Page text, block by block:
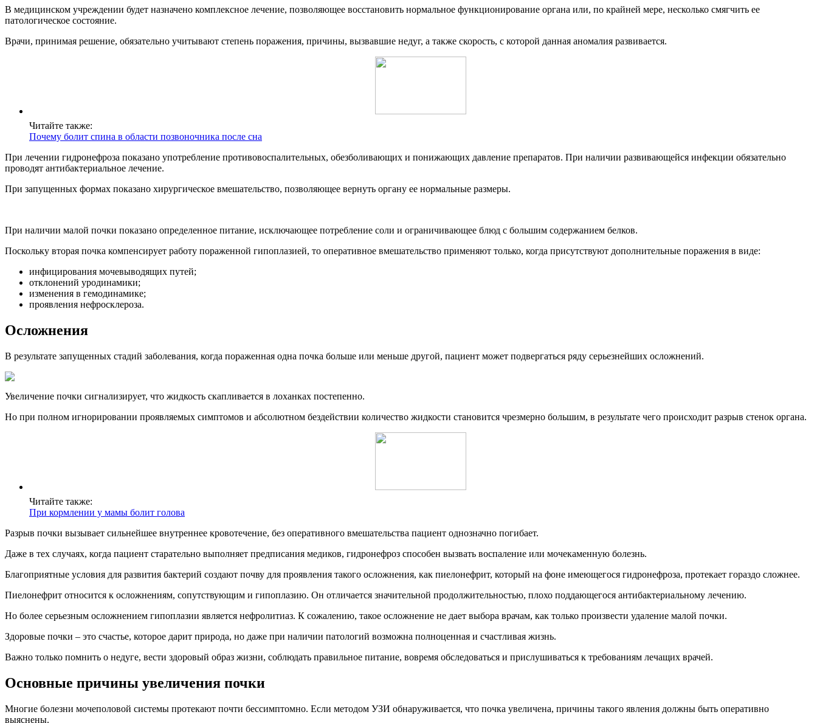
В медицинском учреждении будет назначено комплексное лечение, позволяющее восстановить нормальное функционирование органа или, по крайней мере, несколько смягчить ее
патологическое состояние.
Врачи, принимая решение, обязательно учитывают степень поражения, причины, вызвавшие недуг, а также скорость, с которой данная аномалия развивается.
Читайте также:
Почему болит спина в области позвоночника после сна
При лечении гидронефроза показано употребление противовоспалительных, обезболивающих и понижающих давление препаратов. При наличии развивающейся инфекции обязательно
проводят антибактериальное лечение.
При запущенных формах показано хирургическое вмешательство, позволяющее вернуть органу ее нормальные размеры.
При наличии малой почки показано определенное питание, исключающее потребление соли и ограничивающее блюд с большим содержанием белков.
Поскольку вторая почка компенсирует работу пораженной гипоплазией, то оперативное вмешательство применяют только, когда присутствуют дополнительные поражения в виде:
инфицирования мочевыводящих путей;
отклонений уродинамики;
изменения в гемодинамике;
проявления нефросклероза.
Осложнения
В результате запущенных стадий заболевания, когда пораженная одна почка больше или меньше другой, пациент может подвергаться ряду серьезнейших осложнений.
Увеличение почки сигнализирует, что жидкость скапливается в лоханках постепенно.
Но при полном игнорировании проявляемых симптомов и абсолютном бездействии количество жидкости становится чрезмерно большим, в результате чего происходит разрыв стенок органа.
Читайте также:
При кормлении у мамы болит голова
Разрыв почки вызывает сильнейшее внутреннее кровотечение, без оперативного вмешательства пациент однозначно погибает.
Даже в тех случаях, когда пациент старательно выполняет предписания медиков, гидронефроз способен вызвать воспаление или мочекаменную болезнь.
Благоприятные условия для развития бактерий создают почву для проявления такого осложнения, как пиелонефрит, который на фоне имеющегося гидронефроза, протекает гораздо сложнее.
Пиелонефрит относится к осложнениям, сопутствующим и гипоплазию. Он отличается значительной продолжительностью, плохо поддающегося антибактериальному лечению.
Но более серьезным осложнением гипоплазии является нефролитиаз. К сожалению, такое осложнение не дает выбора врачам, как только произвести удаление малой почки.
Здоровые почки – это счастье, которое дарит природа, но даже при наличии патологий возможна полноценная и счастливая жизнь.
Важно только помнить о недуге, вести здоровый образ жизни, соблюдать правильное питание, вовремя обследоваться и прислушиваться к требованиям лечащих врачей.
Основные причины увеличения почки
Многие болезни мочеполовой системы протекают почти бессимптомно. Если методом УЗИ обнаруживается, что почка увеличена, причины такого явления должны быть оперативно
выяснены.